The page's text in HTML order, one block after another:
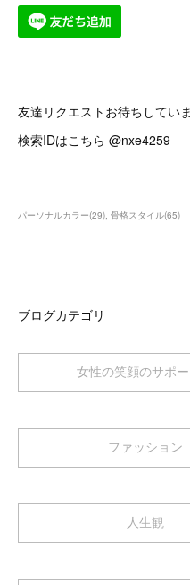
友達リクエストお待ちしてい
検索IDはこちら @nxe4259
パーソナルカラー(29) 骨格スタイル(65)
ブログカテゴリ
女性の笑顔のサポ
ファッション
人生観